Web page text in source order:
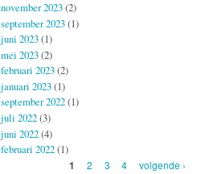
november 2023(2)
september 2023(1)
juni 2023(1)
mei 2023(2)
februari 2023(2)
januari 2023(1)
september 2022(1)
juli 2022(3)
juni 2022(4)
februari 2022(1)
1 2 3 4 volgende ›